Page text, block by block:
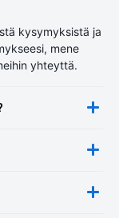
kysymyksistä ja
mene
yhteyttä.